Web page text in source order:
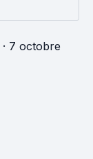
· 7 octobre